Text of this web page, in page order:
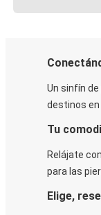
Un sinfín
destinos en
Tu
Relájate
para las
Elige,